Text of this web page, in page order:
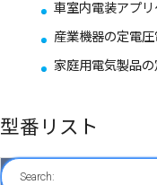
車室内電装アプ
産業機器の定電
家庭用電気製品
型番リスト
Search: